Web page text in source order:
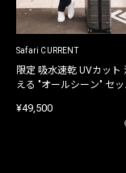
Safari CURRENT
限定 吸水速乾 UVカット
える "オールシーン" セッ
¥49,500